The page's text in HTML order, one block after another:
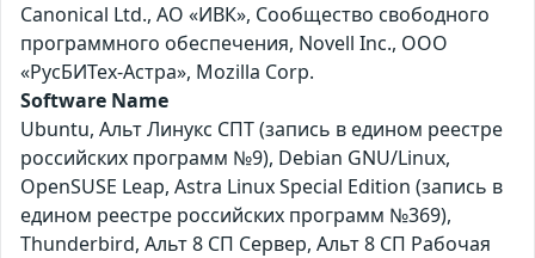
Canonical Ltd., АО «ИВК», Сообщество свободного
программного обеспечения, Novell Inc., ООО
«РусБИТех-Астра», Mozilla Corp.
Software Name
Ubuntu, Альт Линукс СПТ (запись в едином реестре
российских программ №9), Debian GNU/Linux,
OpenSUSE Leap, Astra Linux Special Edition (запись в
едином реестре российских программ №369),
Thunderbird, Альт 8 СП Сервер, Альт 8 СП Рабочая